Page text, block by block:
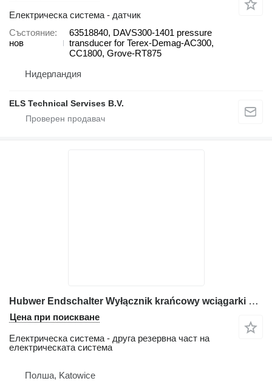
Електрическа система - датчик
Състояние
нов
63518840, DAVS300-1401 pressure
transducer for Terex-Demag-AC300,
CC1800, Grove-RT875
Нидерландия
ELS Technical Servises B.V.
Hubwer Endschalter Wyłącznik krańcowy wciągarki Liebherr за автокран Liebherr LTM 1025, LTM 1030/1 ;LTM 1040/1 ; LTM 1050/1;
Цена при поискване
Електрическа система - друга резервна част на
електрическата система
Полша, Katowice